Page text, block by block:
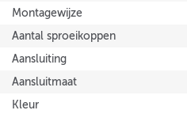
Montagewijze
Aantal sproeikoppen
Aansluiting
Aansluitmaat
Kleur